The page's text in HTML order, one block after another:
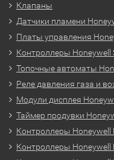
Клапаны
Датчики пламени
Платы управления
Контроллеры Honeywell
Топочные автоматы
Реле давления газа и
Модули дисплея
Таймер продувки
Контроллеры Honeywell
Контроллеры Honeywell